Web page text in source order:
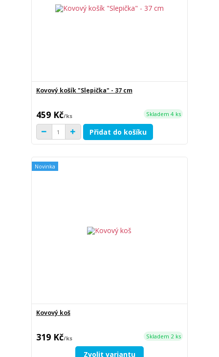
Kovový košík "Slepička" - 37 cm
459 Kč/ks Skladem 4 ks
Přidat do košíku
Novinka
Kovový koš
319 Kč/ks Skladem 2 ks
Zvolit variantu